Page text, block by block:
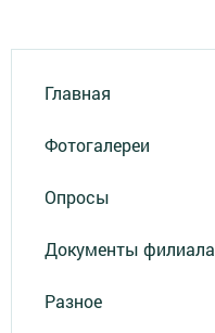
Главная
Фотогалереи
Опросы
Документы филиала
Разное